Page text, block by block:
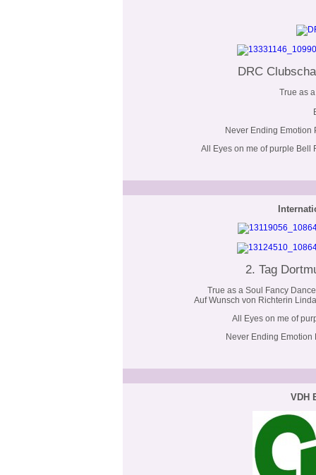
DRC
True as
Never Ending Emotion
All Eyes on me of purple Bell
2. Tag
True as a Soul Fancy
Auf Wunsch von Richterin
All Eyes on me of
Never Ending Emotion
VDH